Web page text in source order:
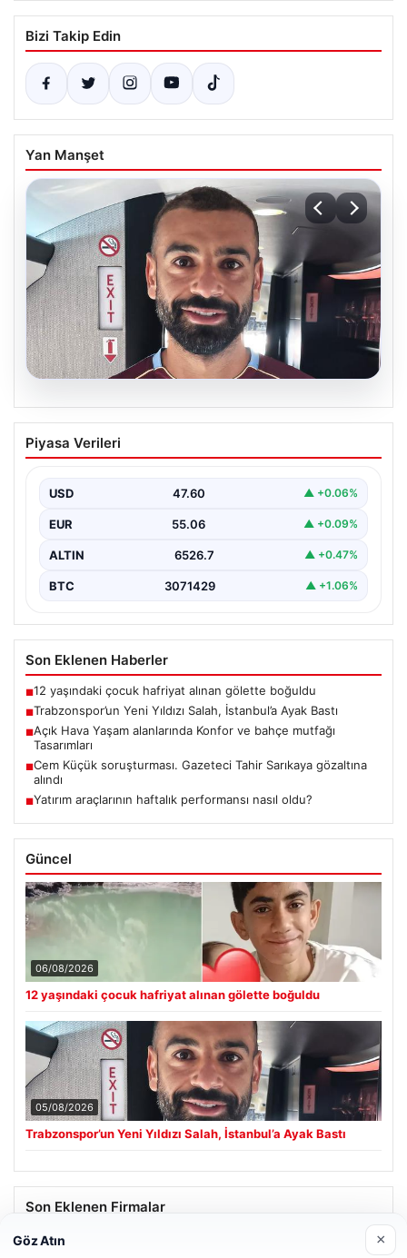
Bizi Takip Edin
Yan Manşet
Trabzonspor’un Yeni Yıldızı Salah,
İstanbul’a Ayak Bastı
İstanbul’a iniş yaptı. Havalimanında basın mensupları ve
kulüp…
Piyasa Verileri
USD 47.60 ▲ +0.06%
EUR 55.06 ▲ +0.09%
ALTIN 6526.7 ▲ +0.47%
BTC 3071429 ▲ +1.06%
Son Eklenen Haberler
■12 yaşındaki çocuk hafriyat alınan gölette boğuldu
■Trabzonspor’un Yeni Yıldızı Salah, İstanbul’a Ayak Bastı
■Açık Hava Yaşam alanlarında Konfor ve bahçe mutfağı
Tasarımları
■Cem Küçük soruşturması. Gazeteci Tahir Sarıkaya gözaltına
alındı
■Yatırım araçlarının haftalık performansı nasıl oldu?
Güncel
06/08/2026
12 yaşındaki çocuk hafriyat alınan gölette boğuldu
05/08/2026
Trabzonspor’un Yeni Yıldızı Salah, İstanbul’a Ayak Bastı
Son Eklenen Firmalar
Göz Atın ×